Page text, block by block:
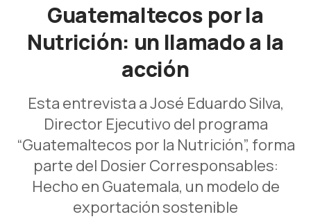
Guatemaltecos por la
Nutrición: un llamado a la
acción
Esta entrevista a José Eduardo Silva,
Director Ejecutivo del programa
“Guatemaltecos por la Nutrición”, forma
parte del Dosier Corresponsables:
Hecho en Guatemala, un modelo de
exportación sostenible